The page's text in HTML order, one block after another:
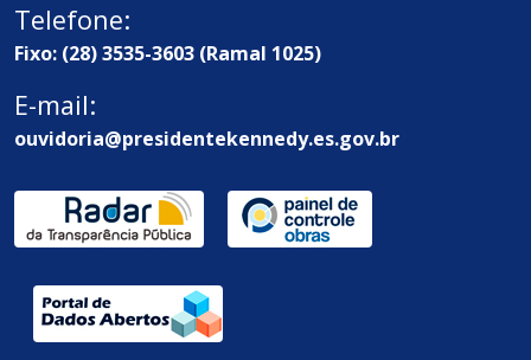
Telefone:
Fixo: (28) 3535-3603 (Ramal 1025)
E-mail:
ouvidoria@presidentekennedy.es.gov.br